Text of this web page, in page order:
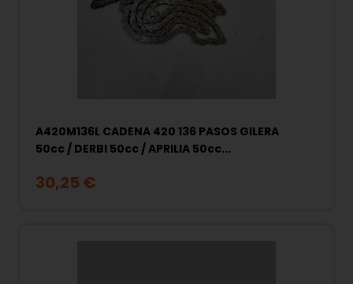
A420M136L CADENA 420 136 PASOS GILERA
50cc / DERBI 50cc / APRILIA 50cc...
30,25 €